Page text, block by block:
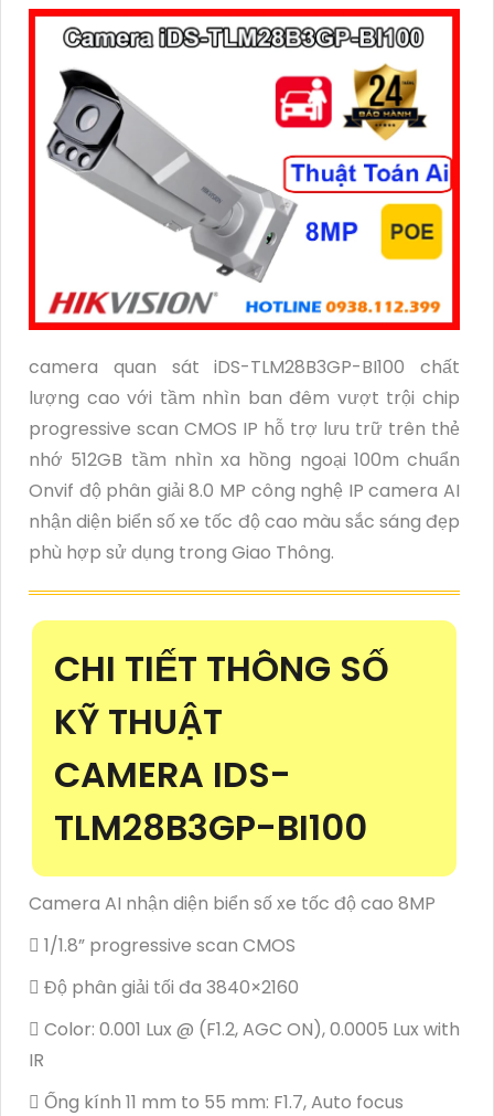
camera quan sát iDS-TLM28B3GP-BI100 chất
lượng cao với tầm nhìn ban đêm vượt trội chip
progressive scan CMOS IP hỗ trợ lưu trữ trên thẻ
nhớ 512GB tầm nhìn xa hồng ngoại 100m chuẩn
Onvif độ phân giải 8.0 MP công nghệ IP camera AI
nhận diện biển số xe tốc độ cao màu sắc sáng đẹp
phù hợp sử dụng trong Giao Thông.
CHI TIẾT THÔNG SỐ
KỸ THUẬT
CAMERA IDS-
TLM28B3GP-BI100
Camera AI nhận diện biển số xe tốc độ cao 8MP
 1/1.8” progressive scan CMOS
 Độ phân giải tối đa 3840×2160
 Color: 0.001 Lux @ (F1.2, AGC ON), 0.0005 Lux with
IR
 Ống kính 11 mm to 55 mm: F1.7, Auto focus